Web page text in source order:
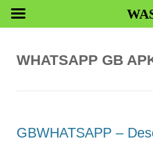
WHATSAPP GB
GBWHATSAPP –